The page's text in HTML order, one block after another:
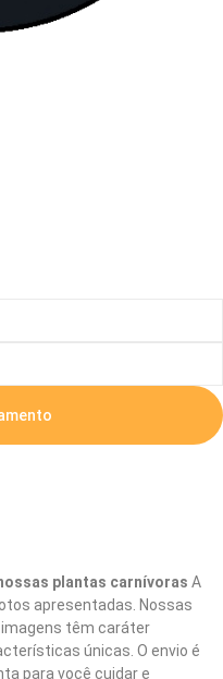
plantas carnívoras A
apresentadas. Nossas
imagens têm caráter
únicas. O envio é
para você cuidar e